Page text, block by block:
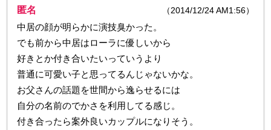
匿名 （2014/12/24 AM1:56）
中居の顔が明らかに演技臭かった。
でも前から中居はローラに優しいから
好きとか付き合いたいっていうより
普通に可愛い子と思ってるんじゃないかな。
お父さんの話題を世間から逸らせるには
自分の名前のでかさを利用してる感じ。
付き合ったら案外良いカップルになりそう。